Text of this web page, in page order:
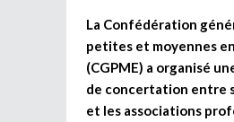
La Confédération
petites et moyennes
(CGPME) a organisé
de concertation entre
et les associations